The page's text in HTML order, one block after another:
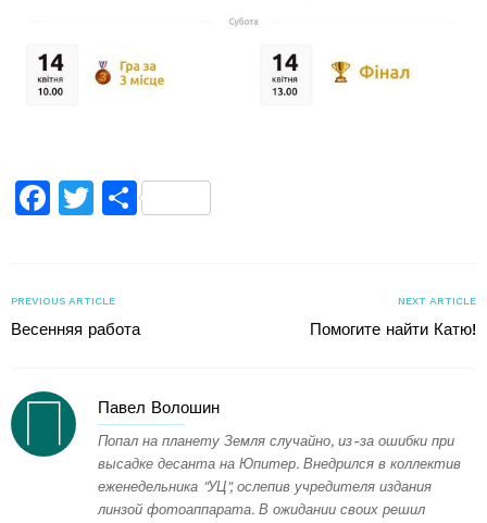
Facebook
TwitterПоділитися
PREVIOUS ARTICLE
Весенняя работа
NEXT ARTICLE
Помогите найти Катю!
Павел Волошин
Попал на планету Земля случайно, из-за ошибки при
высадке десанта на Юпитер. Внедрился в коллектив
еженедельника "УЦ", ослепив учредителя издания
линзой фотоаппарата. В ожидании своих решил